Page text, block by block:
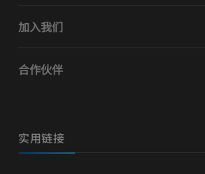
加入我们
合作伙伴
实用链接